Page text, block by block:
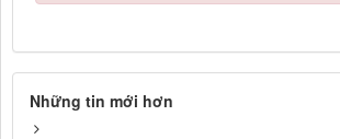
Những tin mới hơn